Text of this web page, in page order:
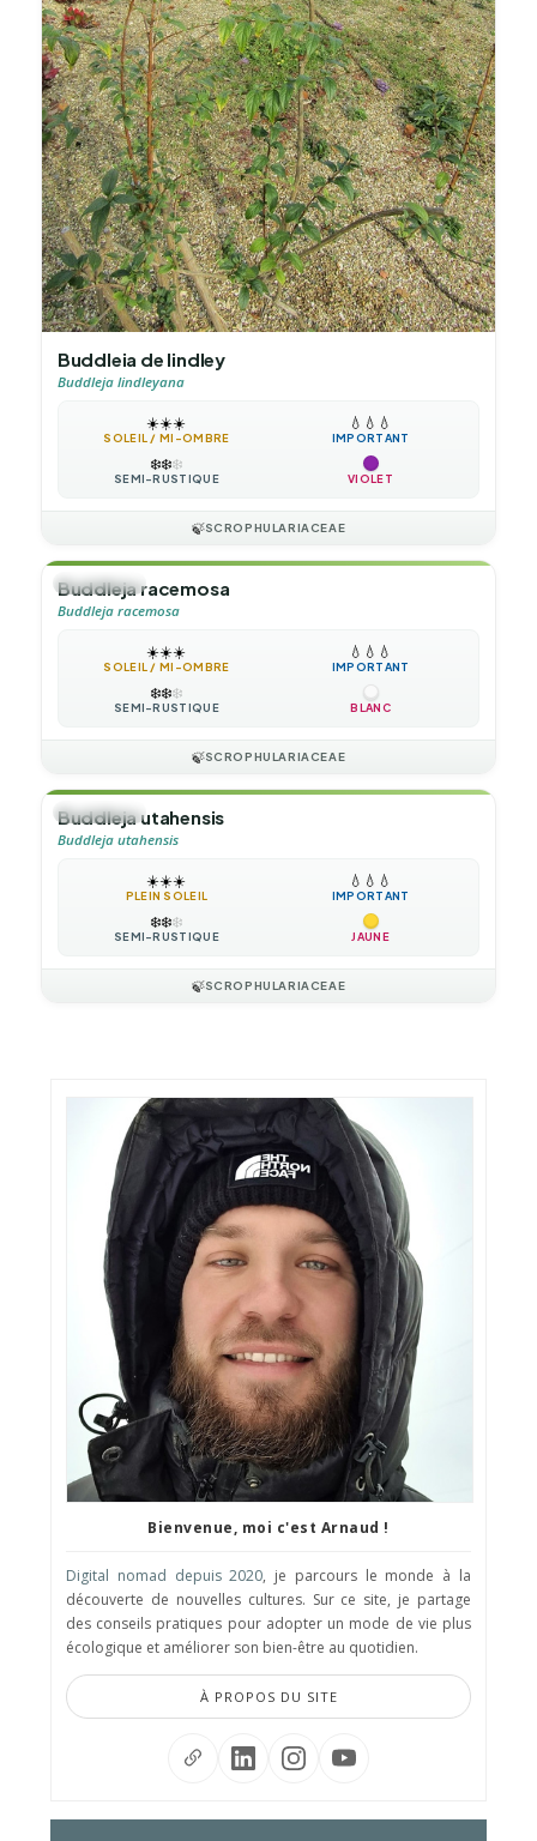
Buddleia de lindley
Buddleja lindleyana
☀️☀️☀️
SOLEIL / MI-OMBRE
💧 💧 💧
IMPORTANT
❄️❄️❄️
SEMI-RUSTIQUE VIOLET
🍃SCROPHULARIACEAE
🌲ARBUSTE
Buddleja racemosa
Buddleja racemosa
☀️☀️☀️
SOLEIL / MI-OMBRE
💧 💧 💧
IMPORTANT
❄️❄️❄️
SEMI-RUSTIQUE BLANC
🍃SCROPHULARIACEAE
🌲ARBUSTE
Buddleja utahensis
Buddleja utahensis
☀️☀️☀️
PLEIN SOLEIL
💧 💧 💧
IMPORTANT
❄️❄️❄️
SEMI-RUSTIQUE JAUNE
🍃SCROPHULARIACEAE
Bienvenue, moi c'est Arnaud !
Digital nomad depuis 2020, je parcours le monde à la
découverte de nouvelles cultures. Sur ce site, je partage
des conseils pratiques pour adopter un mode de vie plus
écologique et améliorer son bien-être au quotidien.
À PROPOS DU SITE